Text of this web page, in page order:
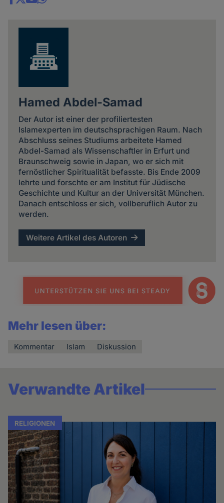
Share
Hamed Abdel-Samad
Der Autor ist einer der profiliertesten
Islamexperten im deutschsprachigen Raum. Nach
Abschluss seines Studiums arbeitete Hamed
Abdel-Samad als Wissenschaftler in Erfurt und
Braunschweig sowie in Japan, wo er sich mit
fernöstlicher Spiritualität befasste. Bis Ende 2009
lehrte und forschte er am Institut für Jüdische
Geschichte und Kultur an der Universität München.
Danach entschloss er sich, vollberuflich Autor zu
werden.
Weitere Artikel des Autoren
Mehr lesen über:
Kommentar Islam Diskussion
Verwandte Artikel
RELIGIONEN